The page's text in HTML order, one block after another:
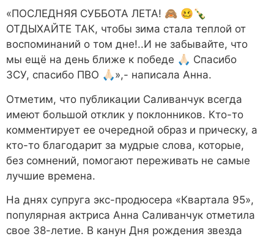
«ПОСЛЕДНЯЯ СУББОТА ЛЕТА! 🙈 🥴🍾
ОТДЫХАЙТЕ ТАК, чтобы зима стала теплой от
воспоминаний о том дне!..И не забывайте, что
мы ещё на день ближе к победе 🙏🏻 Спасибо
ЗСУ, спасибо ПВО 🙏🏻»,- написала Анна.
Отметим, что публикации Саливанчук всегда
имеют большой отклик у поклонников. Кто-то
комментирует ее очередной образ и прическу, а
кто-то благодарит за мудрые слова, которые,
без сомнений, помогают переживать не самые
лучшие времена.
На днях супруга экс-продюсера «Квартала 95»,
популярная актриса Анна Саливанчук отметила
свое 38-летие. В канун Дня рождения звезда